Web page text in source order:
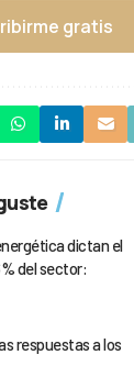
gratis
dictan el
del sector:
respuestas a los